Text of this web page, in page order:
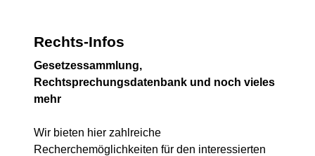
Rechts-Infos
Gesetzessammlung,
Rechtsprechungsdatenbank und noch vieles
mehr
Wir bieten hier zahlreiche
Recherchemöglichkeiten für den interessierten